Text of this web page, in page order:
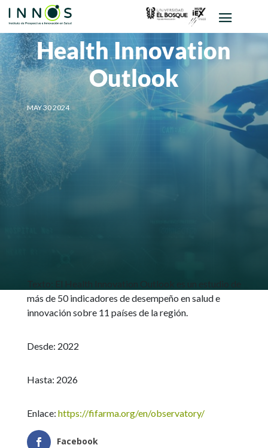
Health Innovation
Outlook
MAY 30 2024
más de 50 indicadores de desempeño en salud e
innovación sobre 11 países de la región.
Desde: 2022
Hasta: 2026
Enlace: https://fifarma.org/en/observatory/
Facebook